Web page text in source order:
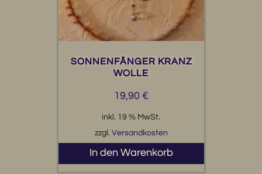
SONNENFÄNGER KRANZ
WOLLE
19,90 €
inkl. 19 % MwSt.
zzgl. Versandkosten
In den Warenkorb